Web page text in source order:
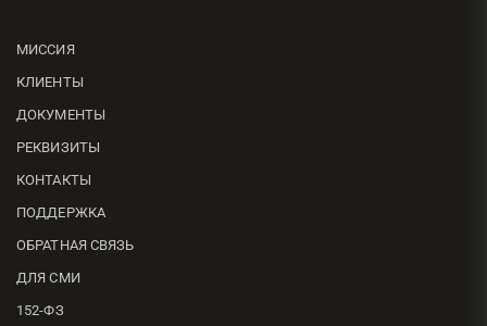
МИССИЯ
КЛИЕНТЫ
ДОКУМЕНТЫ
РЕКВИЗИТЫ
КОНТАКТЫ
ПОДДЕРЖКА
ОБРАТНАЯ СВЯЗЬ
ДЛЯ СМИ
152-ФЗ